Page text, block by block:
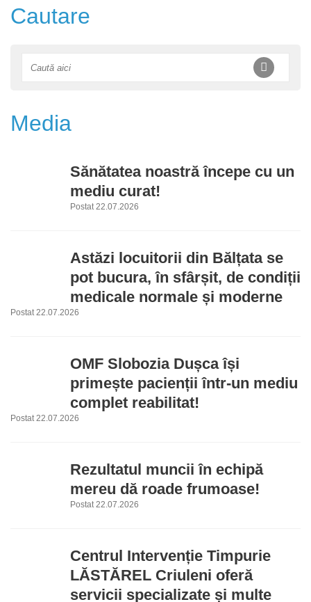
Cautare
Media
Sănătatea noastră începe cu un
mediu curat!
Postat 22.07.2026
Astăzi locuitorii din Bălțata se
pot bucura, în sfârșit, de condiții
medicale normale și moderne
Postat 22.07.2026
OMF Slobozia Dușca își
primește pacienții într-un mediu
complet reabilitat!
Postat 22.07.2026
Rezultatul muncii în echipă
mereu dă roade frumoase!
Postat 22.07.2026
Centrul Intervenție Timpurie
LĂSTĂREL Criuleni oferă
servicii specializate și multe